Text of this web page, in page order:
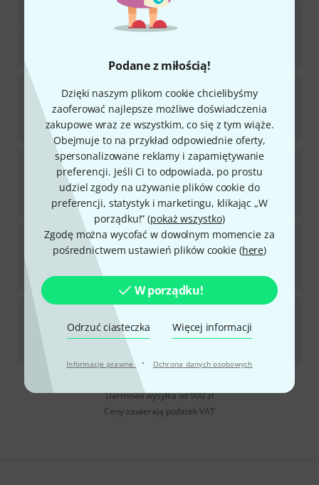
Podane z miłością!
Dzięki naszym plikom cookie chcielibyśmy
zaoferować najlepsze możliwe doświadczenia
zakupowe wraz ze wszystkim, co się z tym wiąże.
Obejmuje to na przykład odpowiednie oferty,
spersonalizowane reklamy i zapamiętywanie
preferencji. Jeśli Ci to odpowiada, po prostu
udziel zgody na używanie plików cookie do
preferencji, statystyk i marketingu, klikając „W
porządku!” (pokaż wszystko)
Zgodę można wycofać w dowolnym momencie za
pośrednictwem ustawień plików cookie (here)
W porządku!
Odrzuć ciasteczka Więcej informacji
Informacje prawne · Ochrona danych osobowych
HardcaseBass Drum Case Carry Handle
Dostępny w magazynie
33zł
Hardcase Split Rivet
Przedmiot dostępny w magazynie w ciągu około
tygodnia
33 zł
HardcaseLid Retaining Strap
Dostępny w magazynie
33zł
HardcaseAxle 480 mm x 8 mm
Dostępny w magazynie
Darmowa wysyłka od 900 zł
Ceny zawierają podatek VAT